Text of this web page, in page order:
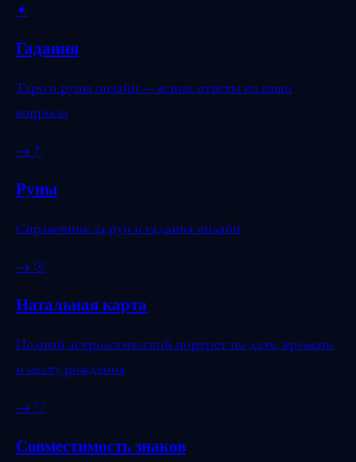
✦
Гадания
Таро и руны онлайн — ясные ответы на ваши
вопросы
→ ᚠ
Руны
Справочник 24 рун и гадания онлайн
→ ☉
Натальная карта
Полный астрологический портрет по дате, времени
и месту рождения
→ ♡
Совместимость знаков